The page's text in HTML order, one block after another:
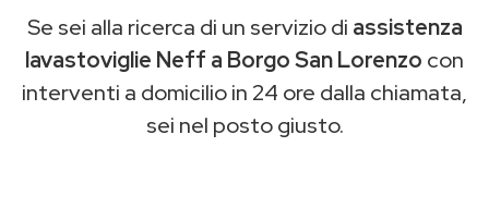
Se sei alla ricerca di un servizio di assistenza
lavastoviglie Neff a Borgo San Lorenzo con
interventi a domicilio in 24 ore dalla chiamata,
sei nel posto giusto.